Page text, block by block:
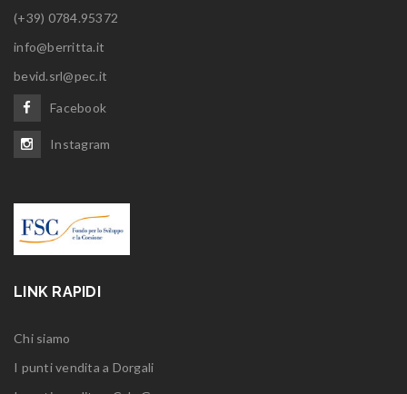
(+39) 0784.95372
info@berritta.it
bevid.srl@pec.it
Facebook
Instagram
LINK RAPIDI
Chi siamo
I punti vendita a Dorgali